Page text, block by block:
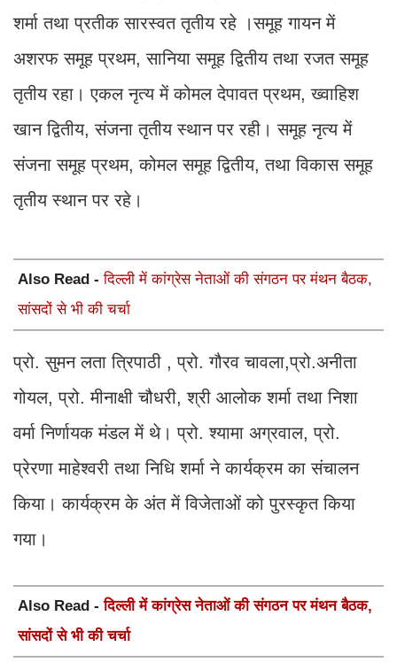
शर्मा तथा प्रतीक सारस्वत तृतीय रहे ।समूह गायन में
अशरफ समूह प्रथम, सानिया समूह द्वितीय तथा रजत समूह
तृतीय रहा। एकल नृत्य में कोमल देपावत प्रथम, ख्वाहिश
खान द्वितीय, संजना तृतीय स्थान पर रही। समूह नृत्य में
संजना समूह प्रथम, कोमल समूह द्वितीय, तथा विकास समूह
तृतीय स्थान पर रहे।
Also Read -दिल्ली में कांग्रेस नेताओं की संगठन पर मंथन बैठक,
सांसदों से भी की चर्चा
प्रो. सुमन लता त्रिपाठी , प्रो. गौरव चावला,प्रो.अनीता
गोयल, प्रो. मीनाक्षी चौधरी, श्री आलोक शर्मा तथा निशा
वर्मा निर्णायक मंडल में थे। प्रो. श्यामा अग्रवाल, प्रो.
प्रेरणा माहेश्वरी तथा निधि शर्मा ने कार्यक्रम का संचालन
किया। कार्यक्रम के अंत में विजेताओं को पुरस्कृत किया
गया।
Also Read -दिल्ली में कांग्रेस नेताओं की संगठन पर मंथन बैठक,
सांसदों से भी की चर्चा